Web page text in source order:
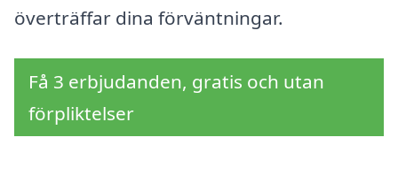
överträffar dina förväntningar.
Få 3 erbjudanden, gratis och utan
förpliktelser